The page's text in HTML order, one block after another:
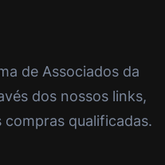
de Associados da
dos nossos links,
compras qualificadas.